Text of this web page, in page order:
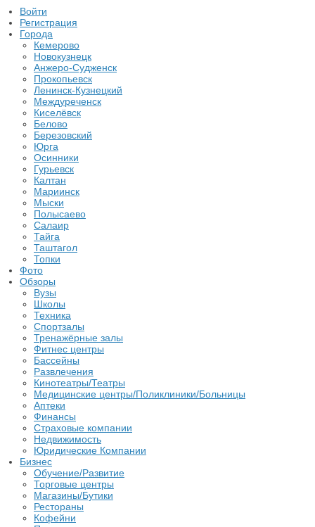
Войти
Регистрация
Города
Кемерово
Новокузнецк
Анжеро-Судженск
Прокопьевск
Ленинск-Кузнецкий
Междуреченск
Киселёвск
Белово
Березовский
Юрга
Осинники
Гурьевск
Калтан
Мариинск
Мыски
Полысаево
Салаир
Тайга
Таштагол
Топки
Фото
Обзоры
Вузы
Школы
Техника
Спортзалы
Тренажёрные залы
Фитнес центры
Бассейны
Развлечения
Кинотеатры/Театры
Медицинские центры/Поликлиники/Больницы
Аптеки
Финансы
Страховые компании
Недвижимость
Юридические Компании
Бизнес
Обучение/Развитие
Торговые центры
Магазины/Бутики
Рестораны
Кофейни